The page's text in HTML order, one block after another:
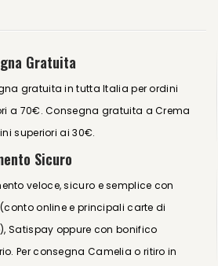
Gratuita
gratuita in tutta Italia per ordini
a 70€. Consegna gratuita a Crema
superiori ai 30€.
Sicuro
veloce, sicuro e semplice con
(conto online e principali carte di
Satispay oppure con bonifico
Per consegna Camelia o ritiro in